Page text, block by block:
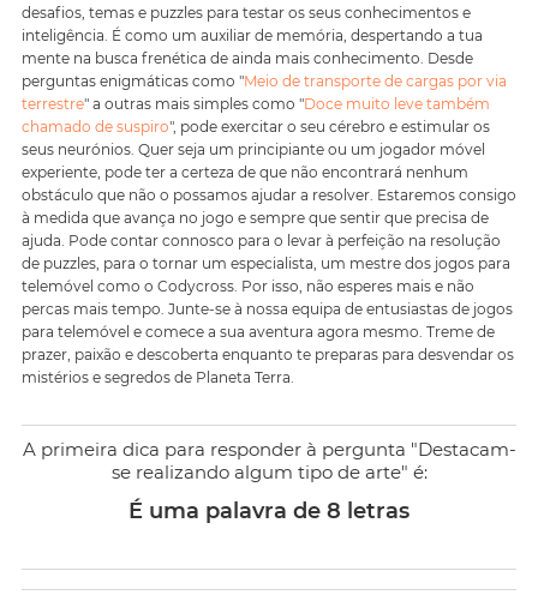
desafios, temas e puzzles para testar os seus conhecimentos e
inteligência. É como um auxiliar de memória, despertando a tua
mente na busca frenética de ainda mais conhecimento. Desde
perguntas enigmáticas como "Meio de transporte de cargas por via
terrestre" a outras mais simples como "Doce muito leve também
chamado de suspiro", pode exercitar o seu cérebro e estimular os
seus neurónios. Quer seja um principiante ou um jogador móvel
experiente, pode ter a certeza de que não encontrará nenhum
obstáculo que não o possamos ajudar a resolver. Estaremos consigo
à medida que avança no jogo e sempre que sentir que precisa de
ajuda. Pode contar connosco para o levar à perfeição na resolução
de puzzles, para o tornar um especialista, um mestre dos jogos para
telemóvel como o Codycross. Por isso, não esperes mais e não
percas mais tempo. Junte-se à nossa equipa de entusiastas de jogos
para telemóvel e comece a sua aventura agora mesmo. Treme de
prazer, paixão e descoberta enquanto te preparas para desvendar os
mistérios e segredos de Planeta Terra.
A primeira dica para responder à pergunta "Destacam-
se realizando algum tipo de arte" é:
É uma palavra de 8 letras